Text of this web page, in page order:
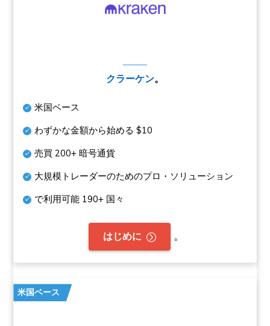
クラーケン。
米国ベース
わずかな金額から始める$10
売買200+ 暗号通貨
大規模トレーダーのためのプロ・ソリューション
で利用可能 190+ 国々
はじめに 。
米国ベース